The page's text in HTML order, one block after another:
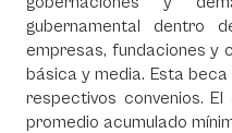
gubernamental dentro
empresas, fundaciones y
básica y media. Esta
respectivos convenios.
promedio acumulado